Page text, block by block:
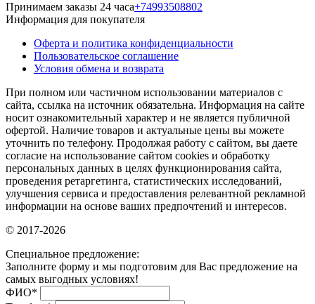
Принимаем заказы 24 часа+74993508802
Информация для покупателя
Оферта и политика конфиденциальности
Пользовательское соглашение
Условия обмена и возврата
При полном или частичном использовании материалов с
сайта, ссылка на источник обязательна. Информация на сайте
носит ознакомительный характер и не является публичной
офертой. Наличие товаров и актуальные цены вы можете
уточнить по телефону. Продолжая работу с сайтом, вы даете
согласие на использование сайтом cookies и обработку
персональных данных в целях функционирования сайта,
проведения ретаргетинга, статистических исследований,
улучшения сервиса и предоставления релевантной рекламной
информации на основе ваших предпочтений и интересов.
© 2017-2026
Специальное предложение:
Заполните форму и мы подготовим для Вас предложение на
самых выгодных условиях!
ФИО*